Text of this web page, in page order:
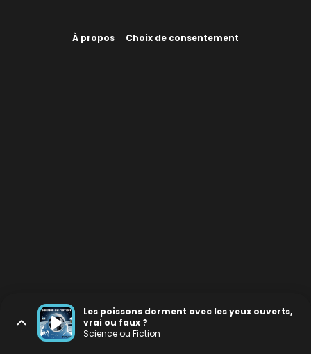
À propos Choix de consentement
Les poissons dorment avec les yeux ouverts,
vrai ou faux ?
Science ou Fiction